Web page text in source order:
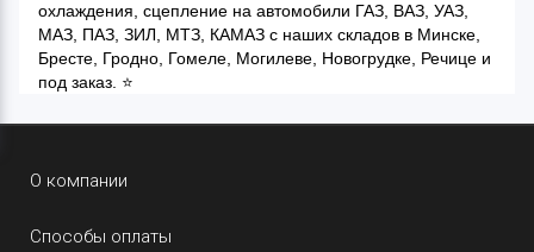
охлаждения, сцепление на автомобили ГАЗ, ВАЗ, УАЗ,
МАЗ, ПАЗ, ЗИЛ, МТЗ, КАМАЗ с наших складов в Минске,
Бресте, Гродно, Гомеле, Могилеве, Новогрудке, Речице и
под заказ. ⭐
О компании
Способы оплаты